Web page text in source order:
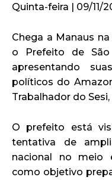
Quinta-feira | 09/11/
Chega a Manaus
o Prefeito de São
apresentando
políticos do
Trabalhador do
O prefeito está
tentativa de
nacional no meio
como objetivo